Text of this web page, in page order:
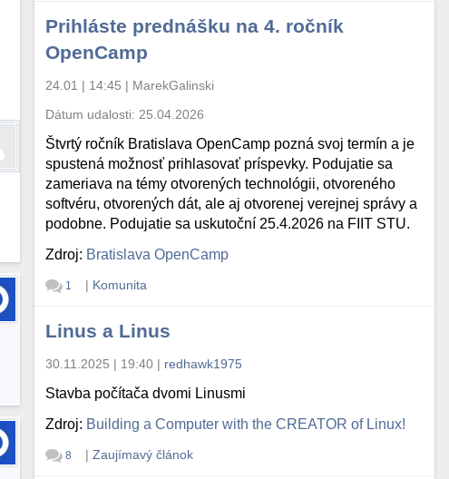
Prihláste prednášku na 4. ročník
OpenCamp
24.01 | 14:45 | MarekGalinski
Dátum udalosti: 25.04.2026
Štvrtý ročník Bratislava OpenCamp pozná svoj termín a je
spustená možnosť prihlasovať príspevky. Podujatie sa
zameriava na témy otvorených technológii, otvoreného
softvéru, otvorených dát, ale aj otvorenej verejnej správy a
podobne. Podujatie sa uskutoční 25.4.2026 na FIIT STU.
Zdroj: Bratislava OpenCamp
1 | Komunita
Linus a Linus
30.11.2025 | 19:40 | redhawk1975
Stavba počítača dvomi Linusmi
Zdroj: Building a Computer with the CREATOR of Linux!
8 | Zaujímavý článok